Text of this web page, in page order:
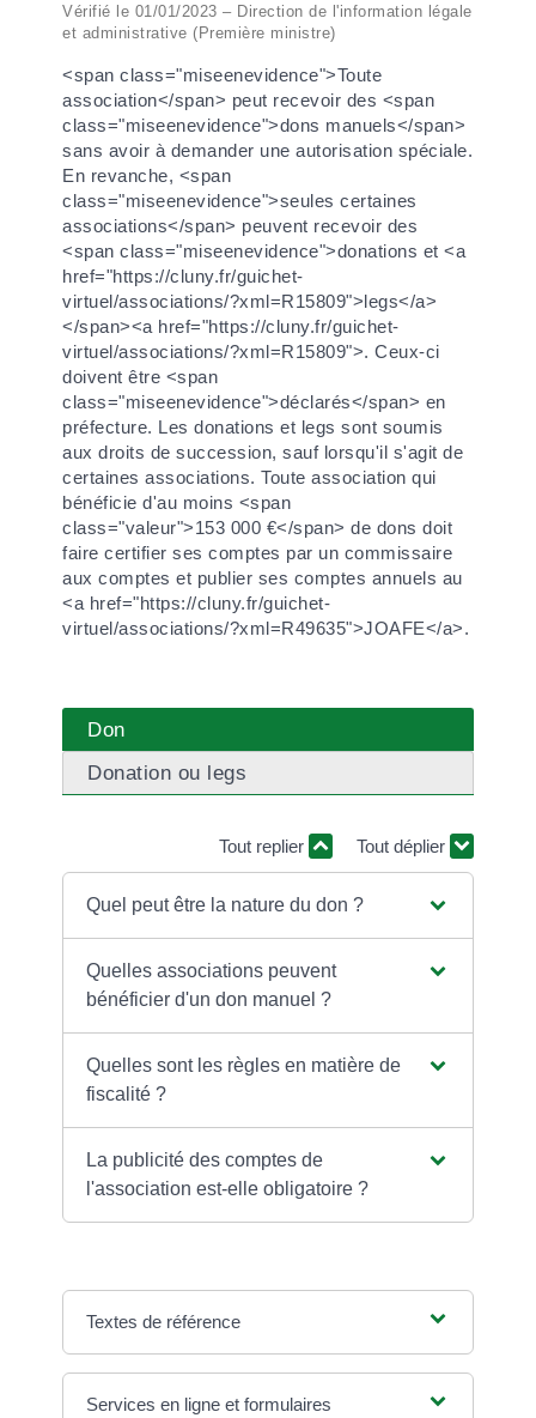
Vérifié le 01/01/2023 – Direction de l'information légale
et administrative (Première ministre)
<span class="miseenevidence">Toute
association</span> peut recevoir des <span
class="miseenevidence">dons manuels</span>
sans avoir à demander une autorisation spéciale.
En revanche, <span
class="miseenevidence">seules certaines
associations</span> peuvent recevoir des
<span class="miseenevidence">donations et <a
href="https://cluny.fr/guichet-
virtuel/associations/?xml=R15809">legs</a>
</span><a href="https://cluny.fr/guichet-
virtuel/associations/?xml=R15809">. Ceux-ci
doivent être <span
class="miseenevidence">déclarés</span> en
préfecture. Les donations et legs sont soumis
aux droits de succession, sauf lorsqu'il s'agit de
certaines associations. Toute association qui
bénéficie d'au moins <span
class="valeur">153 000 €</span> de dons doit
faire certifier ses comptes par un commissaire
aux comptes et publier ses comptes annuels au
<a href="https://cluny.fr/guichet-
virtuel/associations/?xml=R49635">JOAFE</a>.
Don
Donation ou legs
Tout replier Tout déplier
Quel peut être la nature du don ?
Quelles associations peuvent
bénéficier d'un don manuel ?
Quelles sont les règles en matière de
fiscalité ?
La publicité des comptes de
l'association est-elle obligatoire ?
Textes de référence
Services en ligne et formulaires